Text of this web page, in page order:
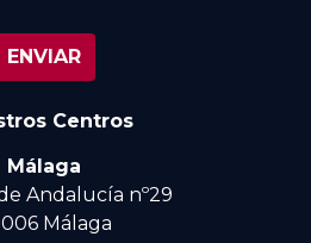
Centros
Málaga
Andalucía nº29
Málaga